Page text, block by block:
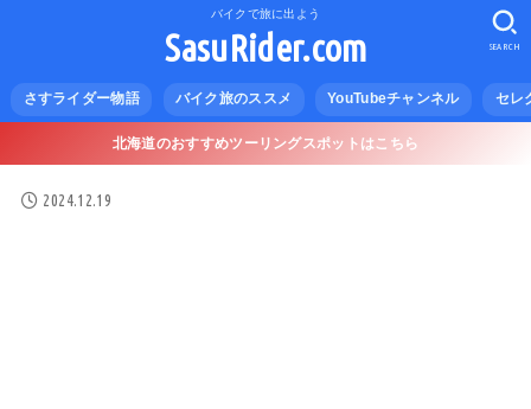
バイクで旅に出よう
SasuRider.com
さすライダー物語 バイク旅のススメ YouTubeチャンネル セレ
SEARCH
北海道のおすすめツーリングスポットはこちら
2024.12.19